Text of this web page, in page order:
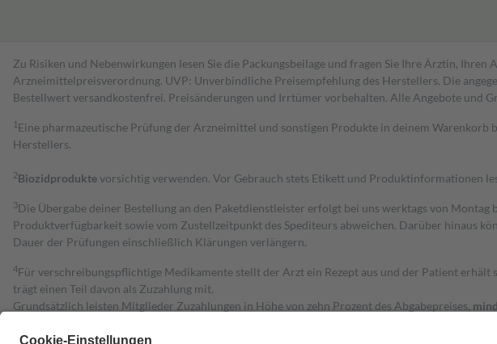
Zu Risiken und Nebenwirkungen lesen Sie die Packungsbeilage und fragen Sie Ihre Ärztin,
Arzneimittelpreisverordnung. UVP: Unverbindliche Preisempfehlung des Herstellers. Die
Bestell­wert versand­kosten­frei. Preisänderungen und Irrtümer vorbehalten. Alle Angebote und
1 Eine pharmazeutische Prüfung der Arzneimittel und sonstigen Produkte in deinem
Herstellers.
2Biozidproduktevorsichtig verwenden. Vor Gebrauch stets Etikett und Produktinformationen
3Die Übergabe deiner Bestellung an den Paketdienstleister erfolgt bei uns werktags von
Produktverfügbarkeit sowie vom Zustellzeitpunkt des Spediteurs abweichen. Darüber hinaus
Dauer der Prüfungen einschließlich Klärungen verlängern.
4Für verschreibungspflichtige Medikamente stellt der Arzt ein Rezept aus und der Patient
trägt einen Teil davon als Zuzahlung mit.
Grundsätzlich leisten Mitglieder Zuzahlungen in Höhe von zehn Prozent des Abgabepreises,
Diese Regeln gelten grundsätzlich auch für Online-Apotheken.